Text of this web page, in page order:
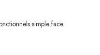
simple face